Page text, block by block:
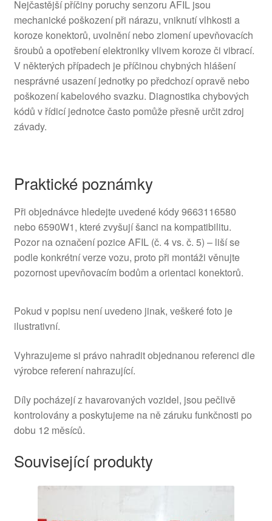
Nejčastější příčiny poruchy senzoru AFIL jsou
mechanické poškození při nárazu, vniknutí vlhkosti a
koroze konektorů, uvolnění nebo zlomení upevňovacích
šroubů a opotřebení elektroniky vlivem koroze či vibrací.
V některých případech je příčinou chybných hlášení
nesprávné usazení jednotky po předchozí opravě nebo
poškození kabelového svazku. Diagnostika chybových
kódů v řídicí jednotce často pomůže přesně určit zdroj
závady.
Praktické poznámky
Při objednávce hledejte uvedené kódy 9663116580
nebo 6590W1, které zvyšují šanci na kompatibilitu.
Pozor na označení pozice AFIL (č. 4 vs. č. 5) – liší se
podle konkrétní verze vozu, proto při montáži věnujte
pozornost upevňovacím bodům a orientaci konektorů.
Pokud v popisu není uvedeno jinak, veškeré foto je
ilustrativní.
Vyhrazujeme si právo nahradit objednanou referenci dle
výrobce referení nahrazující.
Díly pocházejí z havarovaných vozidel, jsou pečlivě
kontrolovány a poskytujeme na ně záruku funkčnosti po
dobu 12 měsíců.
Související produkty